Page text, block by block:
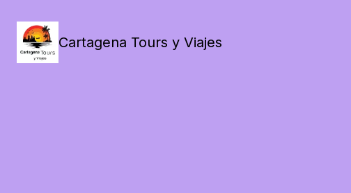
Cartagena Tours y Viajes